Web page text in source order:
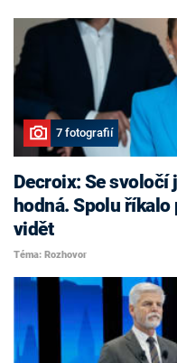
7 fotografií
Decroix: Se svoločí
hodná. Spolu
vidět
Téma: Rozhovor